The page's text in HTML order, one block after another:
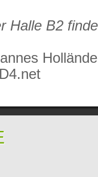
Halle B2